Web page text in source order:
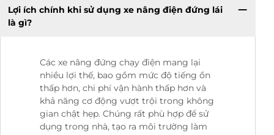
Lợi ích chính khi sử dụng xe nâng điện đứng lái
là gì?
Các xe nâng đứng chạy điện mang lại
nhiều lợi thế, bao gồm mức độ tiếng ồn
thấp hơn, chi phí vận hành thấp hơn và
khả năng cơ động vượt trội trong không
gian chật hẹp. Chúng rất phù hợp để sử
dụng trong nhà, tạo ra môi trường làm